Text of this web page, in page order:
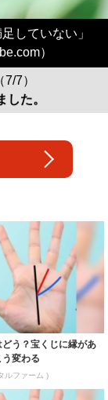
足していない」
）
7）
た。
う？宝くじに縁があ
変わる
ルファーム )